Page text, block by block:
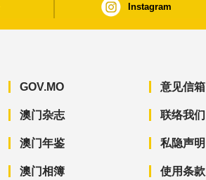
Instagram
GOV.MO
澳门杂志
澳门年鉴
澳门相簿
意见信箱
联络我们
私隐声明
使用条款